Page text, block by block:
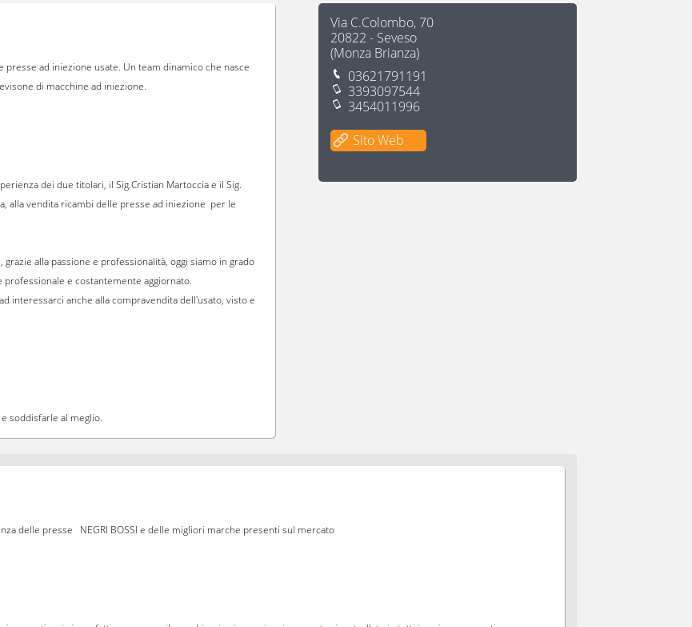
Via C.Colombo, 70
20822 - Seveso
(Monza Brianza)
03621791191
3393097544
3454011996
Sito Web
presse ad iniezione usate. Un team dinamico che nasce
di macchine ad iniezione.
dei due titolari, il Sig.Cristian Martoccia e il Sig.
alla vendita ricambi delle presse ad iniezione per le
alla passione e professionalità, oggi siamo in grado
e costantemente aggiornato.
interessarci anche alla compravendita dell'usato, visto e
soddisfarle al meglio.
delle presse NEGRI BOSSI e delle migliori marche presenti sul mercato